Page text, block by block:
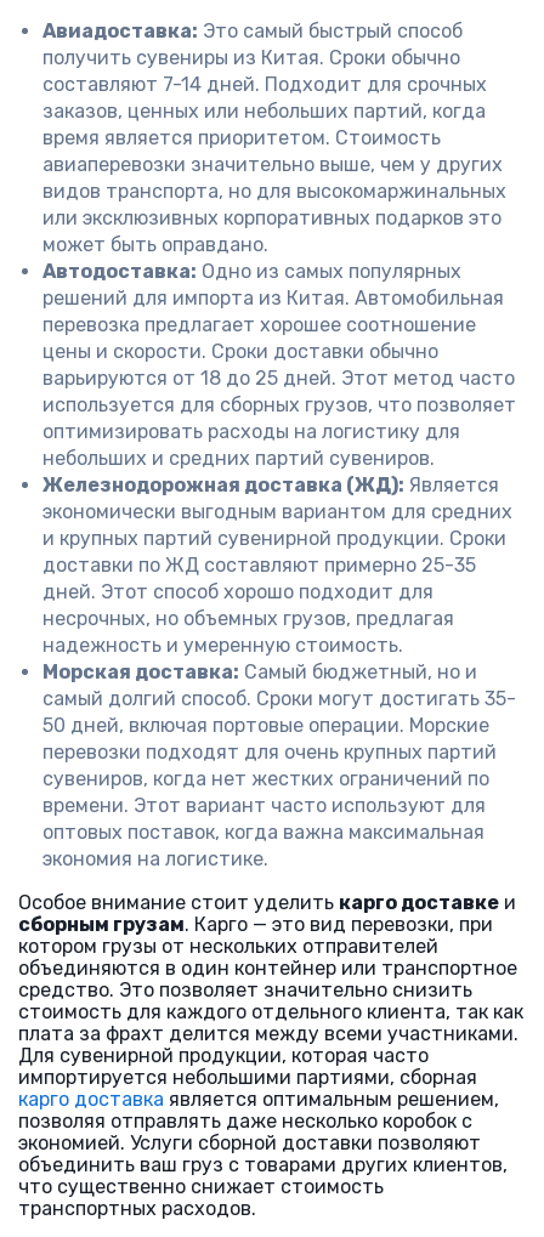
Авиадоставка: Это самый быстрый способ
получить сувениры из Китая. Сроки обычно
составляют 7-14 дней. Подходит для срочных
заказов, ценных или небольших партий, когда
время является приоритетом. Стоимость
авиаперевозки значительно выше, чем у других
видов транспорта, но для высокомаржинальных
или эксклюзивных корпоративных подарков это
может быть оправдано.
Автодоставка: Одно из самых популярных
решений для импорта из Китая. Автомобильная
перевозка предлагает хорошее соотношение
цены и скорости. Сроки доставки обычно
варьируются от 18 до 25 дней. Этот метод часто
используется для сборных грузов, что позволяет
оптимизировать расходы на логистику для
небольших и средних партий сувениров.
Железнодорожная доставка (ЖД): Является
экономически выгодным вариантом для средних
и крупных партий сувенирной продукции. Сроки
доставки по ЖД составляют примерно 25-35
дней. Этот способ хорошо подходит для
несрочных, но объемных грузов, предлагая
надежность и умеренную стоимость.
Морская доставка: Самый бюджетный, но и
самый долгий способ. Сроки могут достигать 35-
50 дней, включая портовые операции. Морские
перевозки подходят для очень крупных партий
сувениров, когда нет жестких ограничений по
времени. Этот вариант часто используют для
оптовых поставок, когда важна максимальная
экономия на логистике.
Особое внимание стоит уделить карго доставке и
сборным грузам. Карго — это вид перевозки, при
котором грузы от нескольких отправителей
объединяются в один контейнер или транспортное
средство. Это позволяет значительно снизить
стоимость для каждого отдельного клиента, так как
плата за фрахт делится между всеми участниками.
Для сувенирной продукции, которая часто
импортируется небольшими партиями, сборная
карго доставка является оптимальным решением,
позволяя отправлять даже несколько коробок с
экономией. Услуги сборной доставки позволяют
объединить ваш груз с товарами других клиентов,
что существенно снижает стоимость
транспортных расходов.